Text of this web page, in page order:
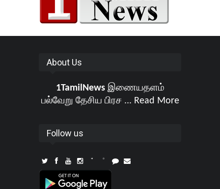
About Us
1TamilNewsஇணையதளம்
பல்வேறு தேசிய பிரச ... Read More
Follow us